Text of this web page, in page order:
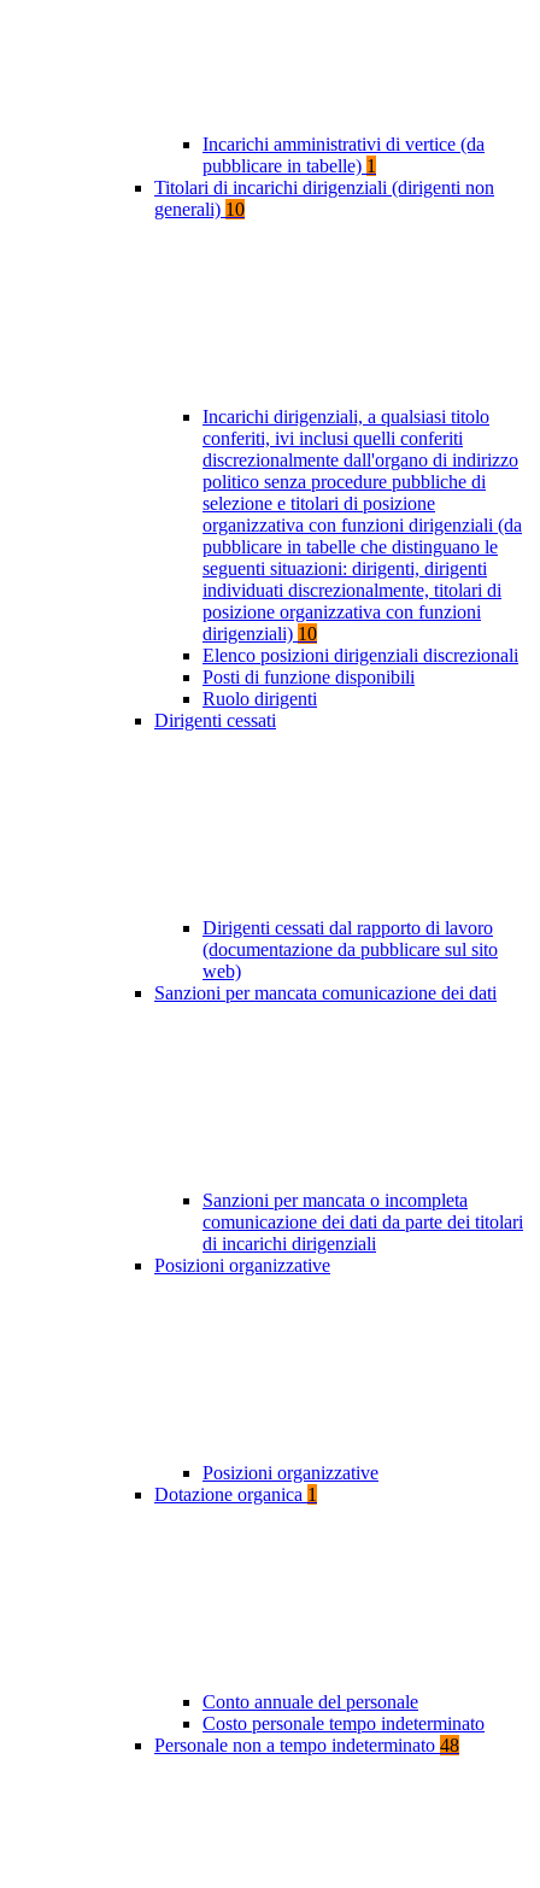
Incarichi amministrativi di vertice (da
pubblicare in tabelle) 1
Titolari di incarichi dirigenziali (dirigenti non
generali) 10
Incarichi dirigenziali, a qualsiasi titolo
conferiti, ivi inclusi quelli conferiti
discrezionalmente dall'organo di indirizzo
politico senza procedure pubbliche di
selezione e titolari di posizione
organizzativa con funzioni dirigenziali (da
pubblicare in tabelle che distinguano le
seguenti situazioni: dirigenti, dirigenti
individuati discrezionalmente, titolari di
posizione organizzativa con funzioni
dirigenziali) 10
Elenco posizioni dirigenziali discrezionali
Posti di funzione disponibili
Ruolo dirigenti
Dirigenti cessati
Dirigenti cessati dal rapporto di lavoro
(documentazione da pubblicare sul sito
web)
Sanzioni per mancata comunicazione dei dati
Sanzioni per mancata o incompleta
comunicazione dei dati da parte dei titolari
di incarichi dirigenziali
Posizioni organizzative
Posizioni organizzative
Dotazione organica 1
Conto annuale del personale
Costo personale tempo indeterminato
Personale non a tempo indeterminato 48